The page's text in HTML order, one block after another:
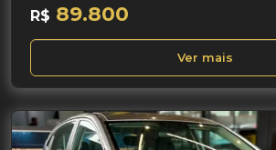
R$ 89.800
Ver mais